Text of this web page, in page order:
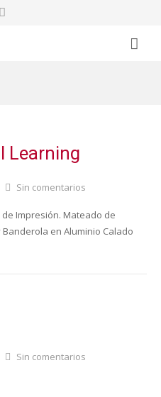
Learning
Sin comentarios
Impresión. Mateado de
en Aluminio Calado
Sin comentarios